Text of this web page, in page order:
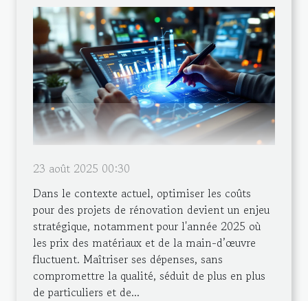
23 août 2025 00:30
Dans le contexte actuel, optimiser les coûts
pour des projets de rénovation devient un enjeu
stratégique, notamment pour l'année 2025 où
les prix des matériaux et de la main-d’œuvre
fluctuent. Maîtriser ses dépenses, sans
compromettre la qualité, séduit de plus en plus
de particuliers et de...